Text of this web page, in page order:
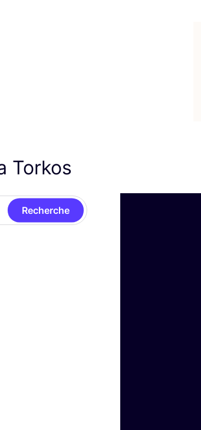
Torkos
Recherche